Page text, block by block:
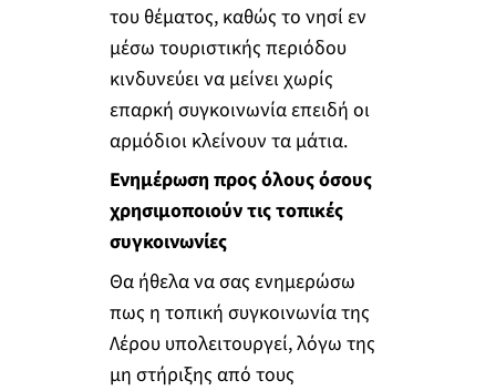
του θέματος, καθώς το νησί εν
μέσω τουριστικής περιόδου
κινδυνεύει να μείνει χωρίς
επαρκή συγκοινωνία επειδή οι
αρμόδιοι κλείνουν τα μάτια.
Ενημέρωση προς όλους όσους
χρησιμοποιούν τις τοπικές
συγκοινωνίες
Θα ήθελα να σας ενημερώσω
πως η τοπική συγκοινωνία της
Λέρου υπολειτουργεί, λόγω της
μη στήριξης από τους